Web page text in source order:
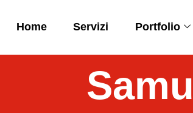
Home Servizi Portfolio